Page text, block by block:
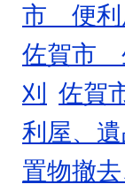
市 便利
佐賀市
刈
佐賀
利屋、
置物撤